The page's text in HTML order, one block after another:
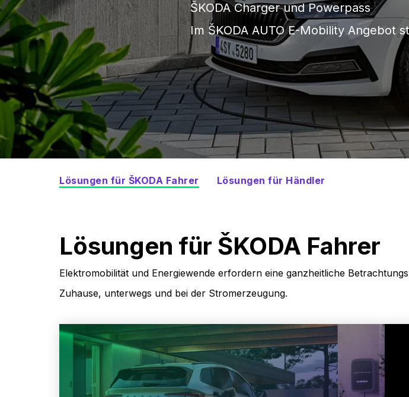
ŠKODA Charger und Powerpass
Im ŠKODA AUTO E-Mobility Angebot
Lösungen für ŠKODA Fahrer Lösungen für Händler
Lösungen für ŠKODA Fahrer
Elektromobilität und Energiewende erfordern eine ganzheitliche
Zuhause, unterwegs und bei der Stromerzeugung.